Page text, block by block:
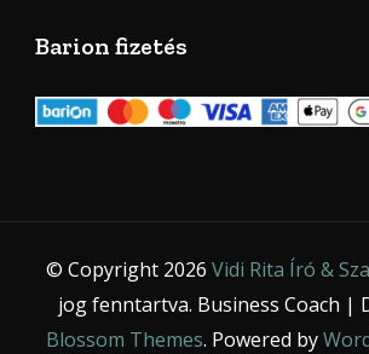
Barion fizetés
© Copyright 2026 Vidi Rita Író &
jog fenntartva. Business Coach |
Blossom Themes. Powered by